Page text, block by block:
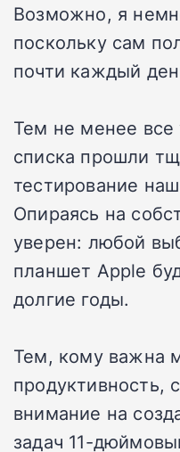
Возможно, я
поскольку сам
почти каждый
Тем не менее все
списка прошли
тестирование
Опираясь на
уверен: любой
планшет Apple
долгие годы.
Тем, кому важна
продуктивность,
внимание на
задач 11-